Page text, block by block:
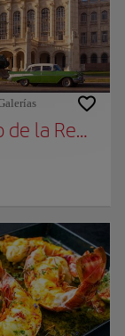
La Habana
de la